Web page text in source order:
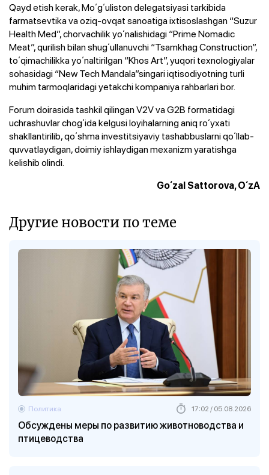
Qayd etish kerak, Moʻgʻuliston delegatsiyasi tarkibida
farmatsevtika va oziq-ovqat sanoatiga ixtisoslashgan “Suzur
Health Med”, chorvachilik yoʻnalishidagi “Prime Nomadic
Meat”, qurilish bilan shugʻullanuvchi “Tsamkhag Construction”,
toʻqimachilikka yoʻnaltirilgan “Khos Art”, yuqori texnologiyalar
sohasidagi “New Tech Mandala”singari iqtisodiyotning turli
muhim tarmoqlaridagi yetakchi kompaniya rahbarlari bor.
Forum doirasida tashkil qilingan V2V va G2B formatidagi
uchrashuvlar chogʻida kelgusi loyihalarning aniq roʻyxati
shakllantirilib, qoʻshma investitsiyaviy tashabbuslarni qoʻllab-
quvvatlaydigan, doimiy ishlaydigan mexanizm yaratishga
kelishib olindi.
Goʻzal Sattorova, OʻzA
Другие новости по теме
Обсуждены меры по развитию животноводства и
птицеводства
Политика 17:02 / 05.08.2026